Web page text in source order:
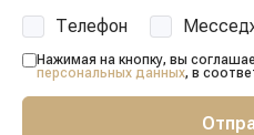
Телефон
Нажимая на кнопку, вы
персональных данных, в